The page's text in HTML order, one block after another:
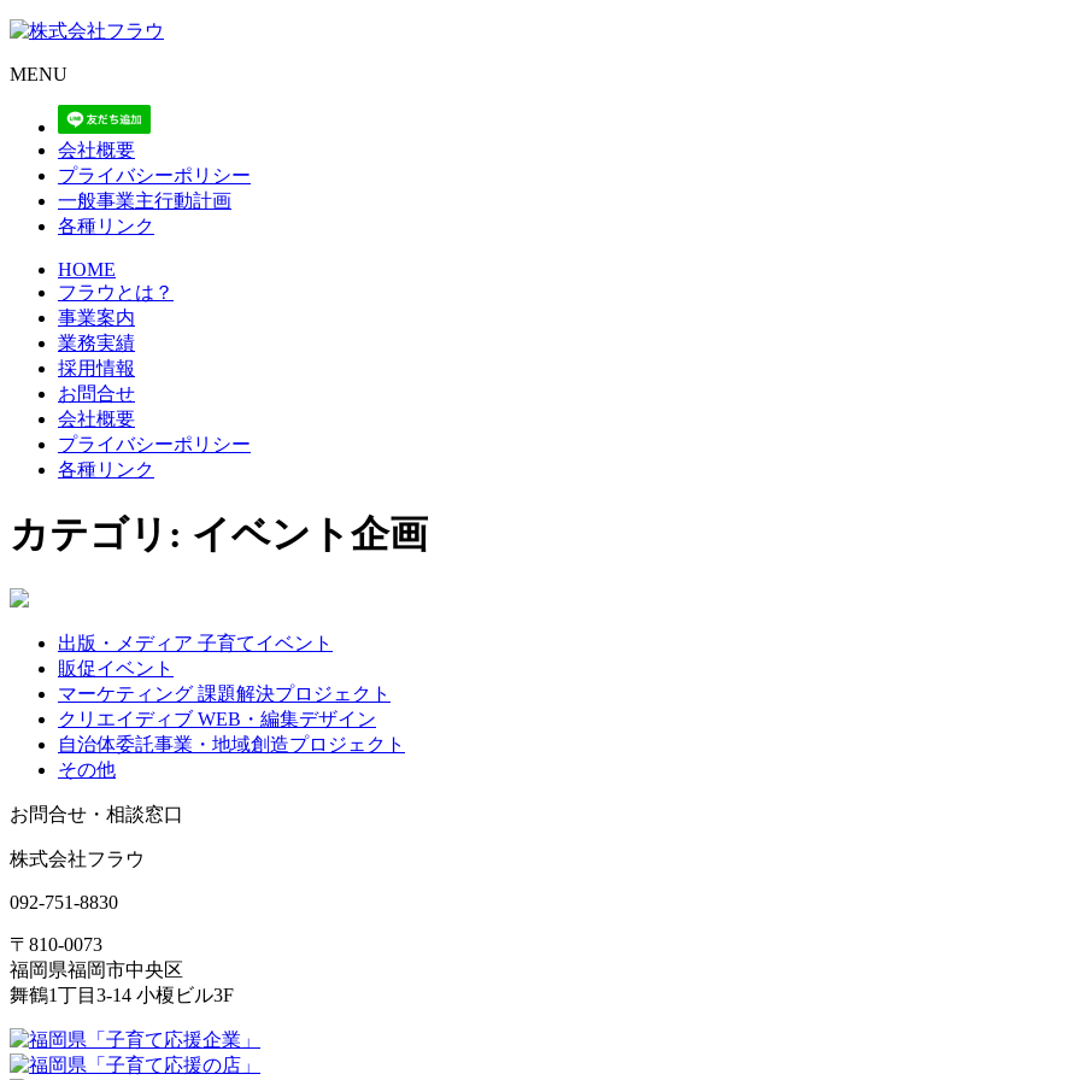
MENU
会社概要
プライバシーポリシー
一般事業主行動計画
各種リンク
HOME
フラウとは？
事業案内
業務実績
採用情報
お問合せ
会社概要
プライバシーポリシー
各種リンク
カテゴリ: イベント企画
出版・メディア 子育てイベント
販促イベント
マーケティング 課題解決プロジェクト
クリエイディブ WEB・編集デザイン
自治体委託事業・地域創造プロジェクト
その他
お問合せ・相談窓口
株式会社フラウ
092-751-8830
〒810-0073
福岡県福岡市中央区
舞鶴1丁目3-14 小榎ビル3F